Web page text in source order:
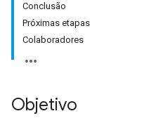
Conclusão
Próximas etapas
Colaboradores
Objetivo